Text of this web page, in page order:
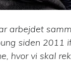
arbejdet
siden 2011
hvor vi skal